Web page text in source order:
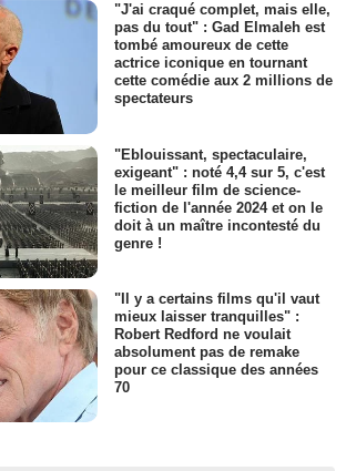
"J'ai craqué complet, mais elle,
pas du tout" : Gad Elmaleh est
tombé amoureux de cette
actrice iconique en tournant
cette comédie aux 2 millions de
spectateurs
"Eblouissant, spectaculaire,
exigeant" : noté 4,4 sur 5, c'est
le meilleur film de science-
fiction de l'année 2024 et on le
doit à un maître incontesté du
genre !
"Il y a certains films qu'il vaut
mieux laisser tranquilles" :
Robert Redford ne voulait
absolument pas de remake
pour ce classique des années
70